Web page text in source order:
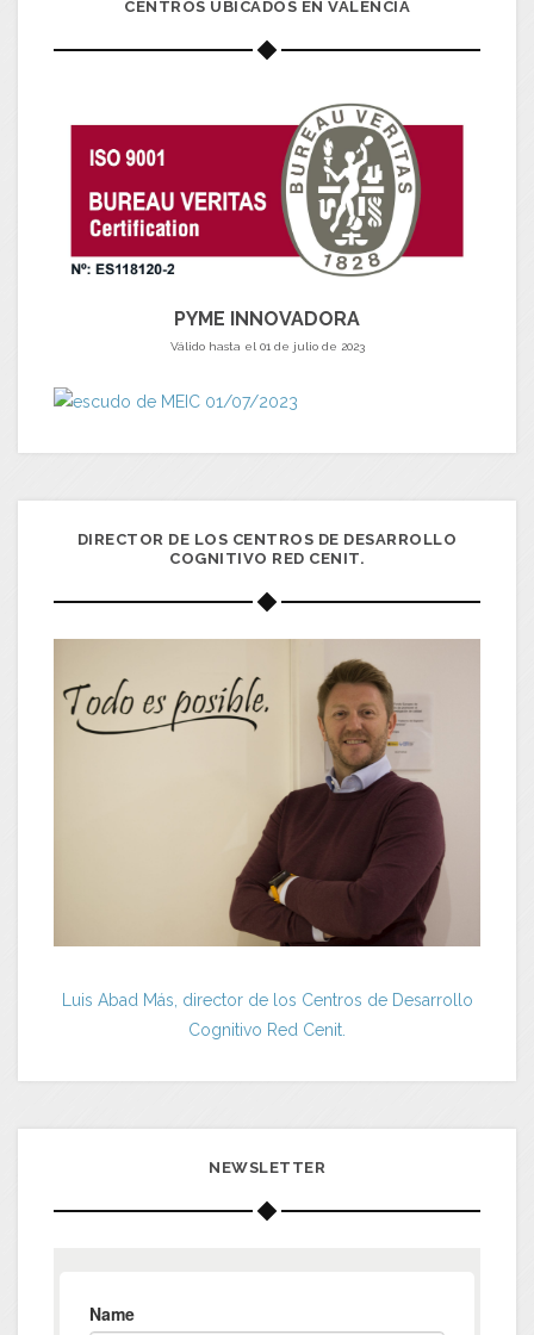
CENTROS UBICADOS EN VALENCIA
PYME INNOVADORA
Válido hasta el 01 de julio de 2023
DIRECTOR DE LOS CENTROS DE DESARROLLO
COGNITIVO RED CENIT.
Luis Abad Más, director de los Centros de Desarrollo
Cognitivo Red Cenit.
NEWSLETTER